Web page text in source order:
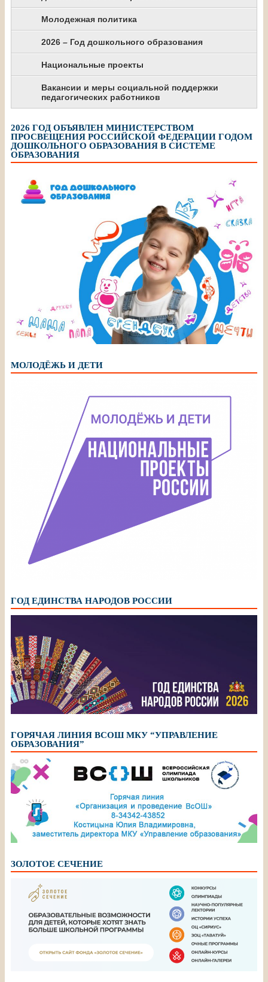
Молодежная политика
2026 – Год дошкольного образования
Национальные проекты
Вакансии и меры социальной поддержки
педагогических работников
2026 ГОД ОБЪЯВЛЕН МИНИСТЕРСТВОМ
ПРОСВЕЩЕНИЯ РОССИЙСКОЙ ФЕДЕРАЦИИ ГОДОМ
ДОШКОЛЬНОГО ОБРАЗОВАНИЯ В СИСТЕМЕ
ОБРАЗОВАНИЯ
МОЛОДЁЖЬ И ДЕТИ
ГОД ЕДИНСТВА НАРОДОВ РОССИИ
ГОРЯЧАЯ ЛИНИЯ ВСОШ МКУ “УПРАВЛЕНИЕ
ОБРАЗОВАНИЯ”
ЗОЛОТОЕ СЕЧЕНИЕ